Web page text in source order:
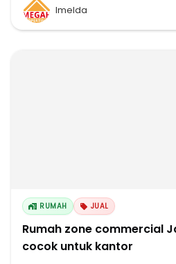
Imelda
RUMAH JUAL
Rumah zone commercial
cocok untuk kantor